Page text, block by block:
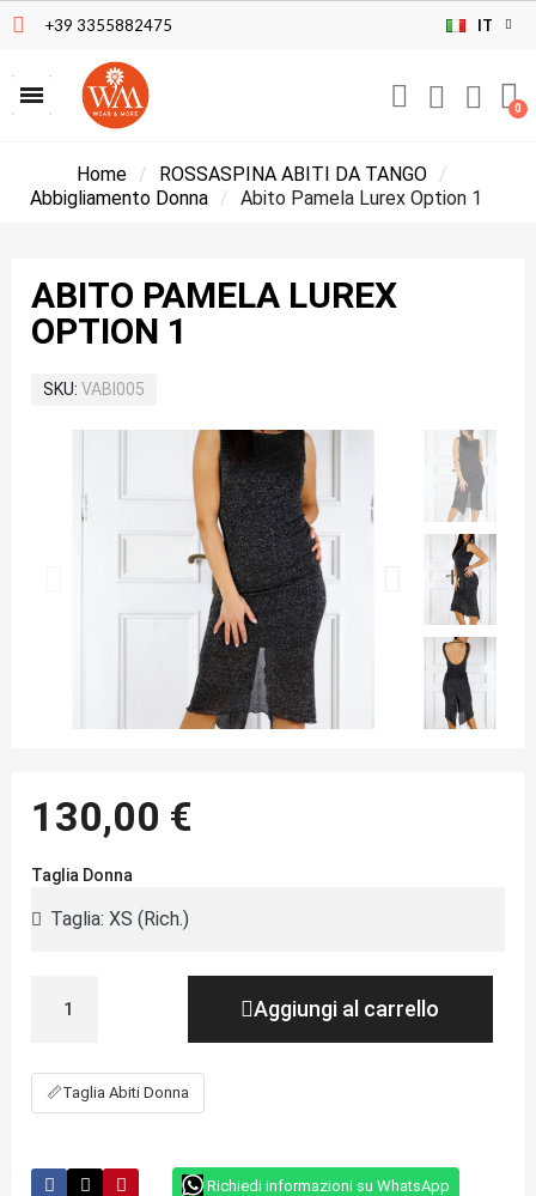
+39 3355882475 IT
Home
ROSSASPINA ABITI DA TANGO
Abbigliamento Donna
Abito Pamela Lurex Option 1
ABITO PAMELA LUREX
OPTION 1
SKU VABI005
130,00 €
Taglia Donna
Aggiungi al carrello
📏Taglia Abiti Donna
Richiedi informazioni su WhatsApp